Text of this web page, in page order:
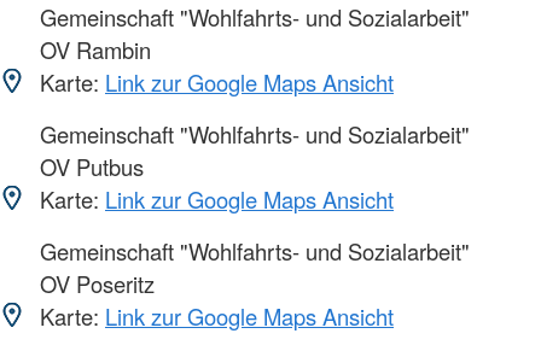
Gemeinschaft "Wohlfahrts- und Sozialarbeit"
OV Rambin
Karte: Link zur Google Maps Ansicht
Gemeinschaft "Wohlfahrts- und Sozialarbeit"
OV Putbus
Karte: Link zur Google Maps Ansicht
Gemeinschaft "Wohlfahrts- und Sozialarbeit"
OV Poseritz
Karte: Link zur Google Maps Ansicht